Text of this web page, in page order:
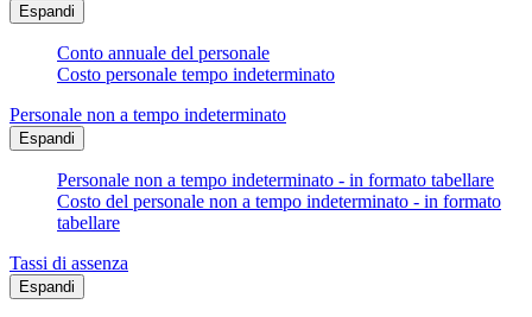
Espandi
Conto annuale del personale
Costo personale tempo indeterminato
Personale non a tempo indeterminato
Espandi
Personale non a tempo indeterminato - in formato tabellare
Costo del personale non a tempo indeterminato - in formato
tabellare
Tassi di assenza
Espandi